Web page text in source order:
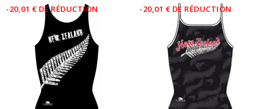
-20,01 € DE RÉDUCTION -20,01 € DE RÉDUCTION